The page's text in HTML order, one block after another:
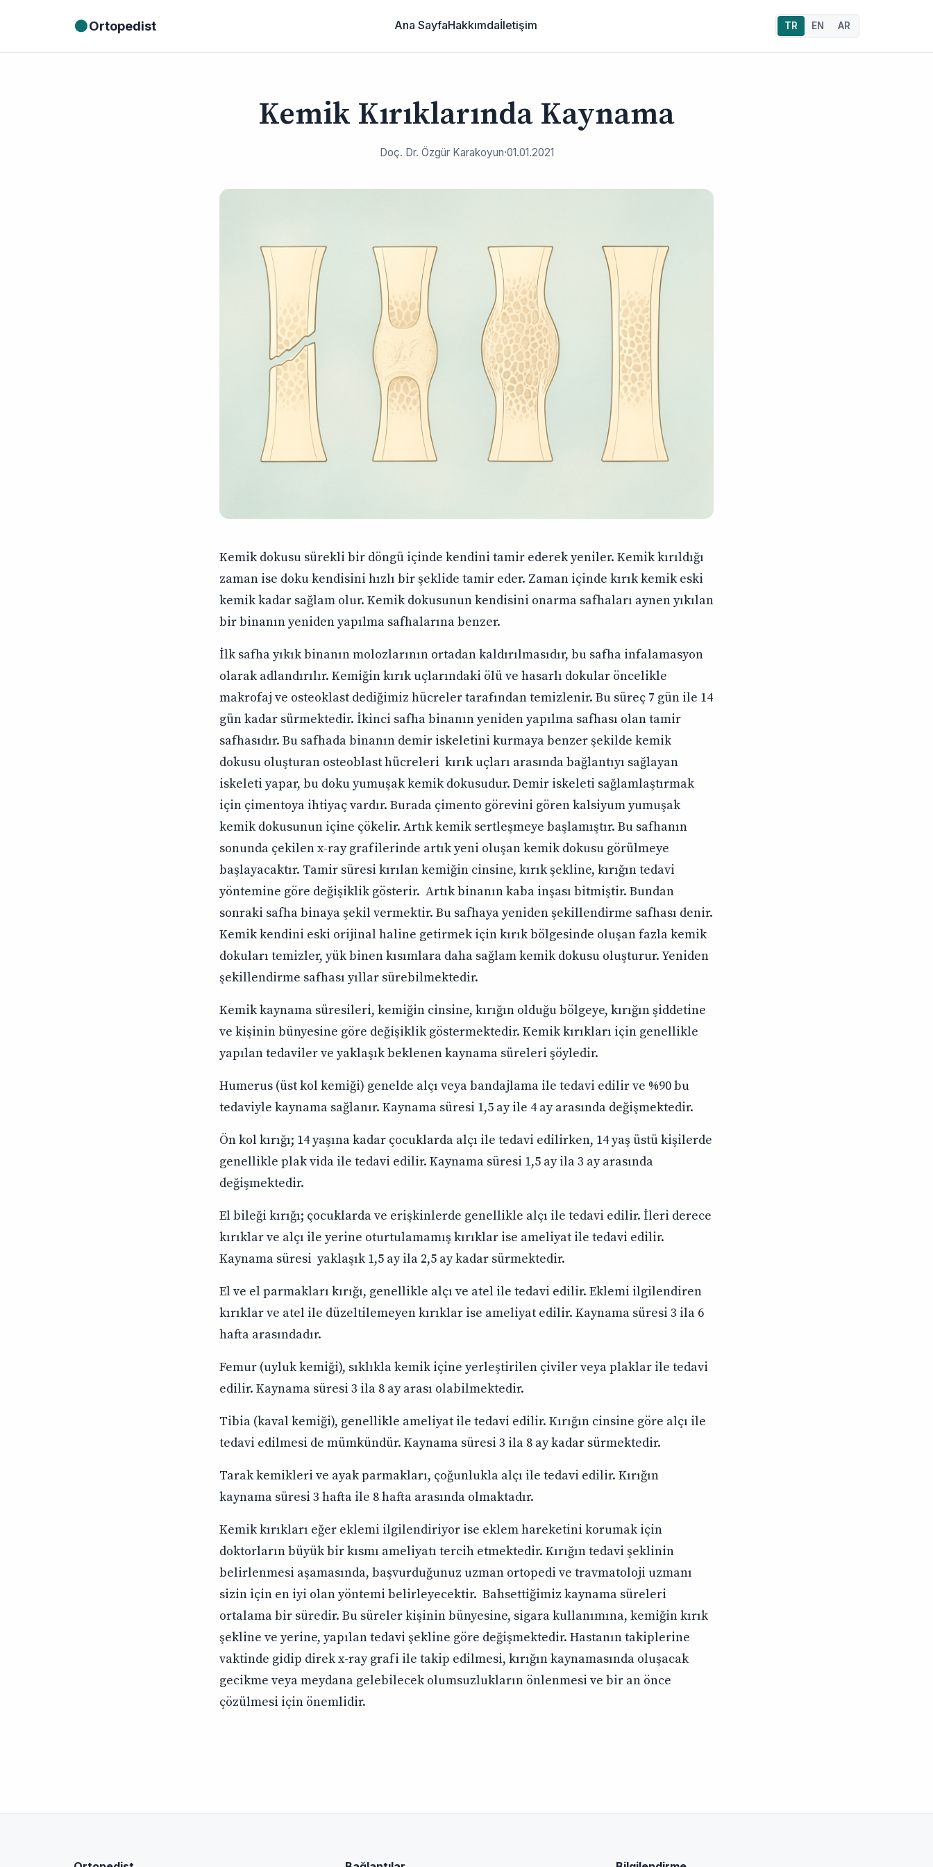
●Ortopedist Ana SayfaHakkımdaİletişim TR EN AR
Kemik Kırıklarında Kaynama
Doç. Dr. Özgür Karakoyun·01.01.2021
Kemik dokusu sürekli bir döngü içinde kendini tamir ederek yeniler. Kemik kırıldığı
zaman ise doku kendisini hızlı bir şeklide tamir eder. Zaman içinde kırık kemik eski
kemik kadar sağlam olur. Kemik dokusunun kendisini onarma safhaları aynen yıkılan
bir binanın yeniden yapılma safhalarına benzer.
İlk safha yıkık binanın molozlarının ortadan kaldırılmasıdır, bu safha infalamasyon
olarak adlandırılır. Kemiğin kırık uçlarındaki ölü ve hasarlı dokular öncelikle
makrofaj ve osteoklast dediğimiz hücreler tarafından temizlenir. Bu süreç 7 gün ile 14
gün kadar sürmektedir. İkinci safha binanın yeniden yapılma safhası olan tamir
safhasıdır. Bu safhada binanın demir iskeletini kurmaya benzer şekilde kemik
dokusu oluşturan osteoblast hücreleri kırık uçları arasında bağlantıyı sağlayan
iskeleti yapar, bu doku yumuşak kemik dokusudur. Demir iskeleti sağlamlaştırmak
için çimentoya ihtiyaç vardır. Burada çimento görevini gören kalsiyum yumuşak
kemik dokusunun içine çökelir. Artık kemik sertleşmeye başlamıştır. Bu safhanın
sonunda çekilen x-ray grafilerinde artık yeni oluşan kemik dokusu görülmeye
başlayacaktır. Tamir süresi kırılan kemiğin cinsine, kırık şekline, kırığın tedavi
yöntemine göre değişiklik gösterir. Artık binanın kaba inşası bitmiştir. Bundan
sonraki safha binaya şekil vermektir. Bu safhaya yeniden şekillendirme safhası denir.
Kemik kendini eski orijinal haline getirmek için kırık bölgesinde oluşan fazla kemik
dokuları temizler, yük binen kısımlara daha sağlam kemik dokusu oluşturur. Yeniden
şekillendirme safhası yıllar sürebilmektedir.
Kemik kaynama süresileri, kemiğin cinsine, kırığın olduğu bölgeye, kırığın şiddetine
ve kişinin bünyesine göre değişiklik göstermektedir. Kemik kırıkları için genellikle
yapılan tedaviler ve yaklaşık beklenen kaynama süreleri şöyledir.
Humerus (üst kol kemiği) genelde alçı veya bandajlama ile tedavi edilir ve %90 bu
tedaviyle kaynama sağlanır. Kaynama süresi 1,5 ay ile 4 ay arasında değişmektedir.
Ön kol kırığı; 14 yaşına kadar çocuklarda alçı ile tedavi edilirken, 14 yaş üstü kişilerde
genellikle plak vida ile tedavi edilir. Kaynama süresi 1,5 ay ila 3 ay arasında
değişmektedir.
El bileği kırığı; çocuklarda ve erişkinlerde genellikle alçı ile tedavi edilir. İleri derece
kırıklar ve alçı ile yerine oturtulamamış kırıklar ise ameliyat ile tedavi edilir.
Kaynama süresi yaklaşık 1,5 ay ila 2,5 ay kadar sürmektedir.
El ve el parmakları kırığı, genellikle alçı ve atel ile tedavi edilir. Eklemi ilgilendiren
kırıklar ve atel ile düzeltilemeyen kırıklar ise ameliyat edilir. Kaynama süresi 3 ila 6
hafta arasındadır.
Femur (uyluk kemiği), sıklıkla kemik içine yerleştirilen çiviler veya plaklar ile tedavi
edilir. Kaynama süresi 3 ila 8 ay arası olabilmektedir.
Tibia (kaval kemiği), genellikle ameliyat ile tedavi edilir. Kırığın cinsine göre alçı ile
tedavi edilmesi de mümkündür. Kaynama süresi 3 ila 8 ay kadar sürmektedir.
Tarak kemikleri ve ayak parmakları, çoğunlukla alçı ile tedavi edilir. Kırığın
kaynama süresi 3 hafta ile 8 hafta arasında olmaktadır.
Kemik kırıkları eğer eklemi ilgilendiriyor ise eklem hareketini korumak için
doktorların büyük bir kısmı ameliyatı tercih etmektedir. Kırığın tedavi şeklinin
belirlenmesi aşamasında, başvurduğunuz uzman ortopedi ve travmatoloji uzmanı
sizin için en iyi olan yöntemi belirleyecektir. Bahsettiğimiz kaynama süreleri
ortalama bir süredir. Bu süreler kişinin bünyesine, sigara kullanımına, kemiğin kırık
şekline ve yerine, yapılan tedavi şekline göre değişmektedir. Hastanın takiplerine
vaktinde gidip direk x-ray grafi ile takip edilmesi, kırığın kaynamasında oluşacak
gecikme veya meydana gelebilecek olumsuzlukların önlenmesi ve bir an önce
çözülmesi için önemlidir.